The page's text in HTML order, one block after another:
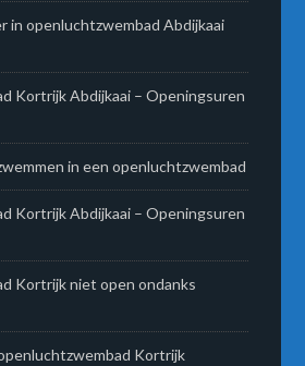
in openluchtzwembad Abdijkaai
Kortrijk Abdijkaai – Openingsuren
in een openluchtzwembad
Kortrijk Abdijkaai – Openingsuren
Kortrijk niet open ondanks
Kortrijk